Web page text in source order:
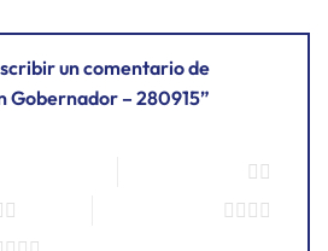
un comentario de
Gobernador – 280915”